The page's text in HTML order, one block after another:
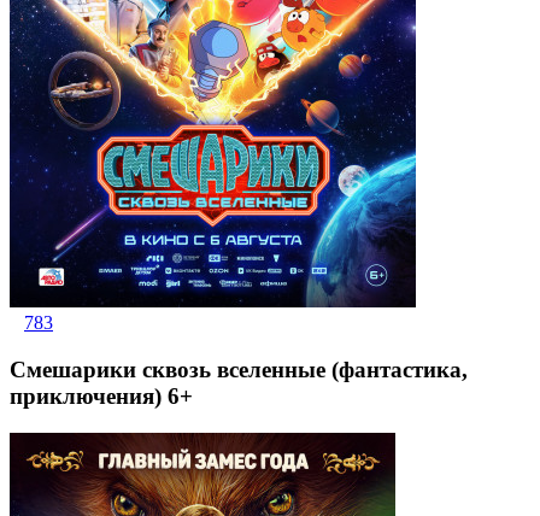
783
Смешарики сквозь вселенные (фантастика,
приключения) 6+